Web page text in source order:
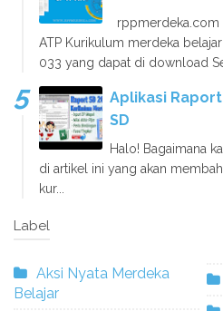
rppmerdeka.com
ATP Kurikulum merdeka belajar
033 yang dapat di download
Aplikasi
SD
Halo! Bagaimana
di artikel ini yang akan
kur...
Label
Aksi Nyata Merdeka
Belajar